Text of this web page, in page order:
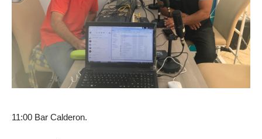
11:00 Bar Calderon.